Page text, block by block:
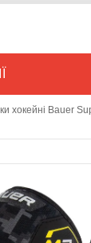
хокейні Bauer